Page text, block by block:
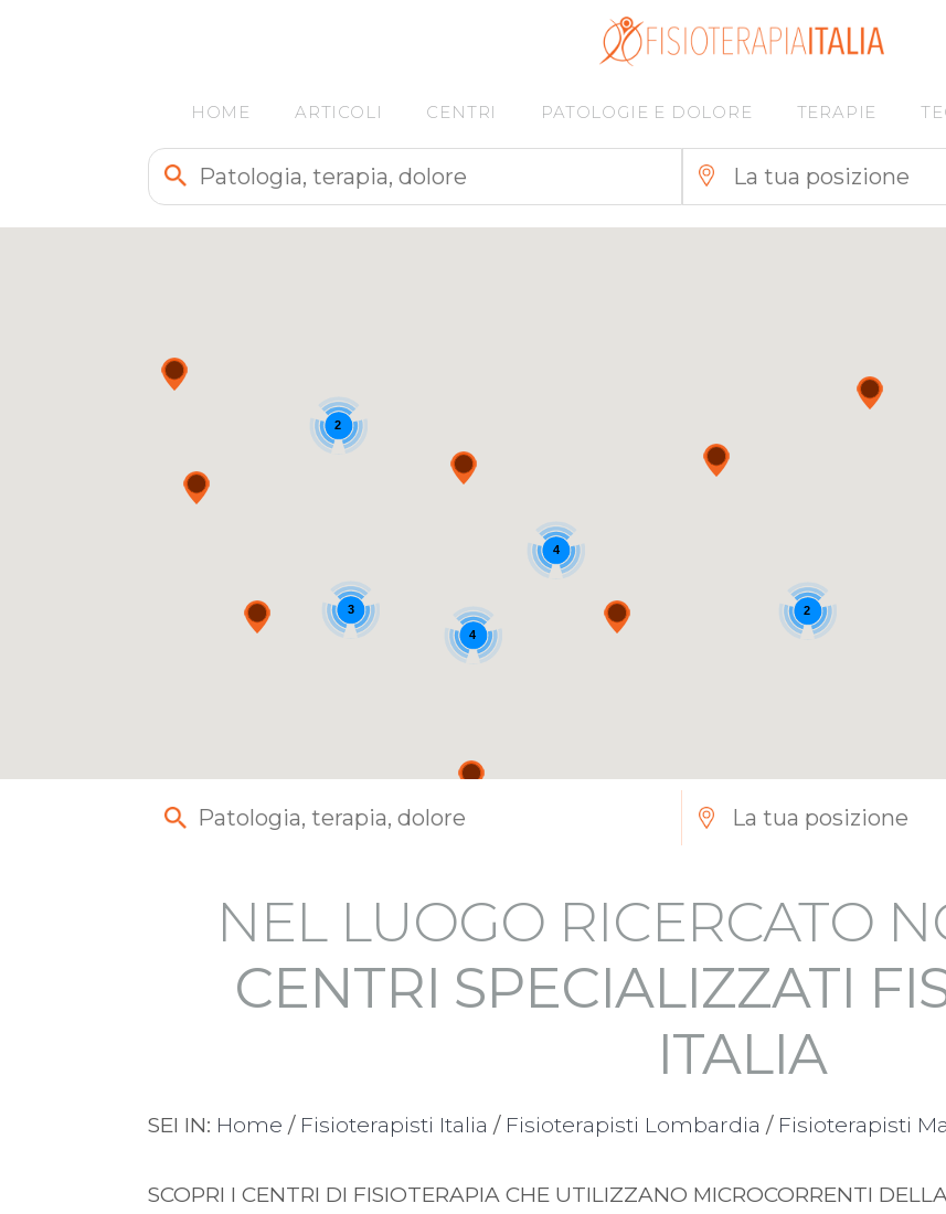
HOME ARTICOLI CENTRI PATOLOGIE E DOLORE TERAPIE
4
3
2
2
4
NEL LUOGO RICERCATO
CENTRI SPECIALIZZATI
ITALIA
SEI IN: Home / Fisioterapisti Italia / Fisioterapisti Lombardia / Fisioterapisti
SCOPRI I CENTRI DI FISIOTERAPIA CHE UTILIZZANO MICROCORRENTI